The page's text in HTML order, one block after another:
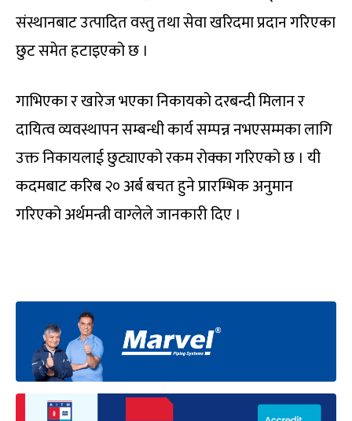
संस्थानबाट उत्पादित वस्तु तथा सेवा खरिदमा प्रदान गरिएका
छुट समेत हटाइएको छ ।
गाभिएका र खारेज भएका निकायको दरबन्दी मिलान र
दायित्व व्यवस्थापन सम्बन्धी कार्य सम्पन्न नभएसम्मका लागि
उक्त निकायलाई छुट्याएको रकम रोक्का गरिएको छ । यी
कदमबाट करिब २० अर्ब बचत हुने प्रारम्भिक अनुमान
गरिएको अर्थमन्त्री वाग्लेले जानकारी दिए ।